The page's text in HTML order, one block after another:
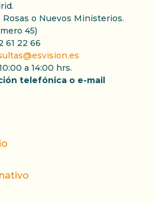
o Nuevos Ministerios.
45)
61 22 66
a 14:00 hrs.
telefónica o e-mail